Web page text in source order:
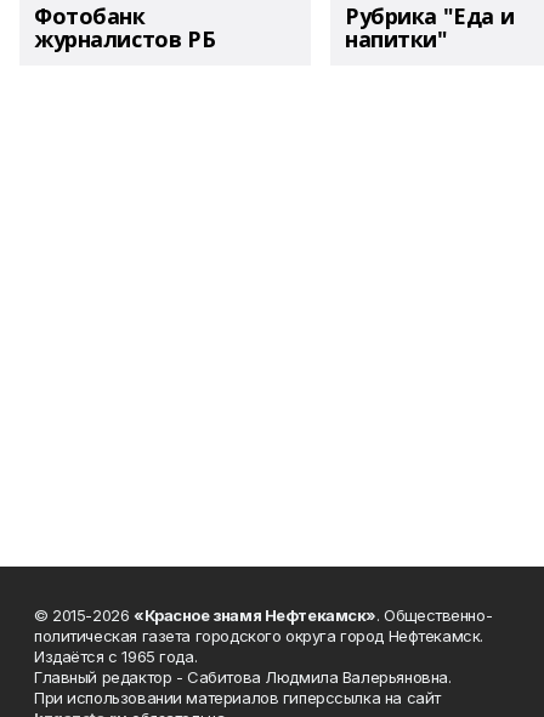
Фотобанк
журналистов РБ
Рубрика "Еда и
напитки"
© 2015-2026 «Красное знамя Нефтекамск». Общественно-
политическая газета городского округа город Нефтекамск.
Издаётся с 1965 года.
Главный редактор - Сабитова Людмила Валерьяновна.
При использовании материалов гиперссылка на сайт